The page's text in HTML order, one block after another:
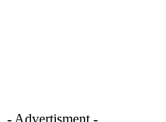
- Advertisment -